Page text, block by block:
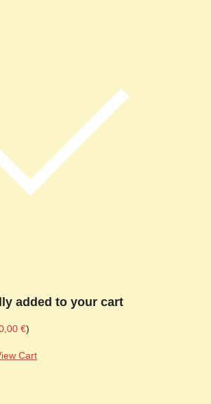
added to your cart
€)
Cart